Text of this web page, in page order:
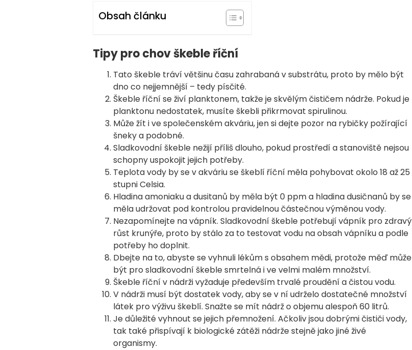
Obsah článku
Tipy pro chov škeble říční
Tato škeble tráví většinu času zahrabaná v substrátu, proto by mělo být
dno co nejjemnější – tedy písčité.
Škeble říční se živí planktonem, takže je skvělým čističem nádrže. Pokud je
planktonu nedostatek, musíte škebli přikrmovat spirulinou.
Může žít i ve společenském akváriu, jen si dejte pozor na rybičky požírající
šneky a podobné.
Sladkovodní škeble nežijí příliš dlouho, pokud prostředí a stanoviště nejsou
schopny uspokojit jejich potřeby.
Teplota vody by se v akváriu se škeblí říční měla pohybovat okolo 18 až 25
stupni Celsia.
Hladina amoniaku a dusitanů by měla být 0 ppm a hladina dusičnanů by se
měla udržovat pod kontrolou pravidelnou částečnou výměnou vody.
Nezapomínejte na vápník. Sladkovodní škeble potřebují vápník pro zdravý
růst krunýře, proto by stálo za to testovat vodu na obsah vápníku a podle
potřeby ho doplnit.
Dbejte na to, abyste se vyhnuli lékům s obsahem mědi, protože měď může
být pro sladkovodní škeble smrtelná i ve velmi malém množství.
Škeble říční v nádrži vyžaduje především trvalé proudění a čistou vodu.
V nádrži musí být dostatek vody, aby se v ní udrželo dostatečné množství
látek pro výživu škeblí. Snažte se mít nádrž o objemu alespoň 60 litrů.
Je důležité vyhnout se jejich přemnožení. Ačkoliv jsou dobrými čističi vody,
tak také přispívají k biologické zátěži nádrže stejně jako jiné živé
organismy.